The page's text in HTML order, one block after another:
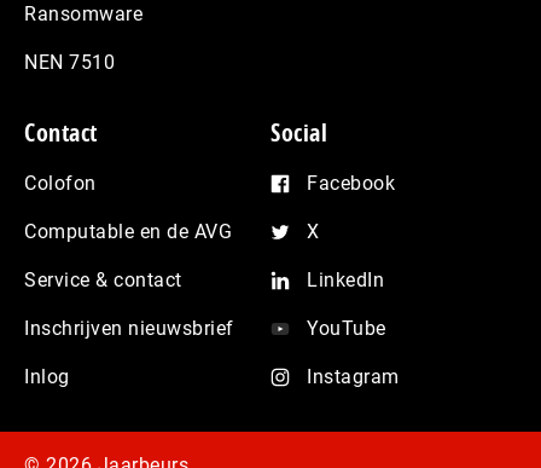
Ransomware
NEN 7510
Contact
Colofon
Computable en de AVG
Service & contact
Inschrijven nieuwsbrief
Inlog
Social
Facebook
X
LinkedIn
YouTube
Instagram